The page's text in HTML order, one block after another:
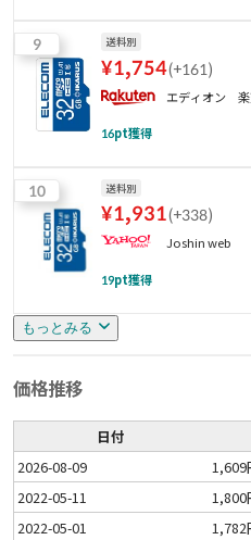
9 送料別
¥1,754(+161)
エディオン 楽
16pt獲得
10 送料別
¥1,931(+338)
Joshin web
19pt獲得
もっとみる
価格推移
日付
2026-08-09
1,609
2022-05-11
1,800
2022-05-01
1,782